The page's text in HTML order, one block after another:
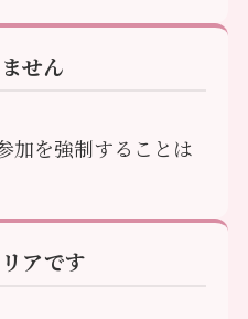
せん
加を強制することは
アです